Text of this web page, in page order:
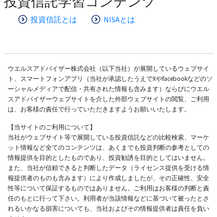
投資信託とは NISAとは
ウエルスアドバイザー株式会社（以下当社）が展開しているウェブサイ
ト、スマートフォンアプリ（当社が承認したうえでXやfacebookなどのソ
ーシャルメディアで配信・共有された情報も含みます）ならびにウエル
スアドバイザーウェブサイトを介した外部ウェブサイトの閲覧、ご利用
は、お客様の責任で行っていただきますようお願いいたします。
【当サイトのご利用について】
当社がウェブサイト等で展開している投資信託などの比較検索、マーケ
ット情報など全てのコンテンツは、あくまでも投資判断の参考としての
情報提供を目的としたものであり、投資勧誘を目的としてはいません。
また、当社が信頼できると判断したデータ（ライセンス提供を受ける情
報提供者のものも含みます）により作成しましたが、その正確性、安全
性等について保証するものではありません。ご利用はお客様の判断と責
任のもとに行って下さい。利用者が当該情報などに基づいて被ったとさ
れるいかなる損害についても、当社およびその情報提供者は責任を負い